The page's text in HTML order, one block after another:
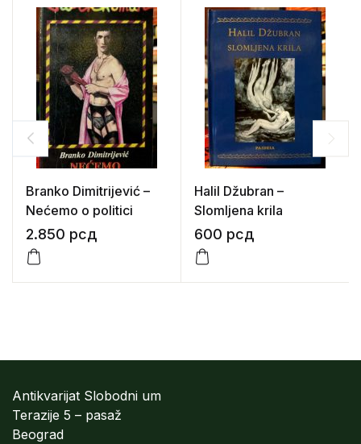
Branko Dimitrijević –
Nećemo o politici
2.850 рсд
Halil Džubran –
Slomljena krila
600 рсд
Antikvarijat Slobodni um
Terazije 5 – pasaž
Beograd